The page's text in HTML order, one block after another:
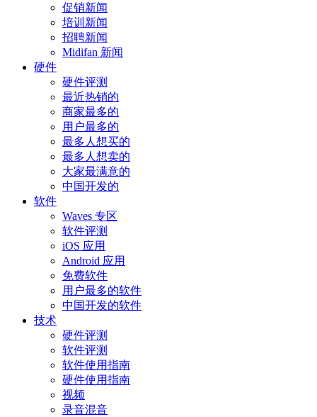
促销新闻
培训新闻
招聘新闻
Midifan 新闻
硬件
硬件评测
最近热销的
商家最多的
用户最多的
最多人想买的
最多人想卖的
大家最满意的
中国开发的
软件
Waves 专区
软件评测
iOS 应用
Android 应用
免费软件
用户最多的软件
中国开发的软件
技术
硬件评测
软件评测
软件使用指南
硬件使用指南
视频
录音混音